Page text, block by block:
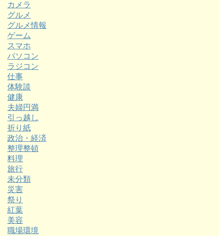
カメラ
グルメ
グルメ情報
ゲーム
スマホ
パソコン
ラジコン
仕事
体験談
健康
夫婦円満
引っ越し
折り紙
政治・経済
整理整頓
料理
旅行
未分類
災害
祭り
紅葉
美容
職場環境